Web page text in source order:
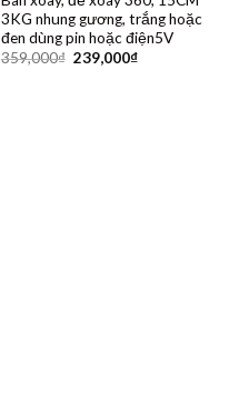
3KG nhung gương, trắng hoặc
đen dùng pin hoặc điện5V
359,000₫ 239,000₫